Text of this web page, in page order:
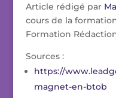
Article rédigé par
cours de la
Formation
Sources :
https://
magnet-en-btob